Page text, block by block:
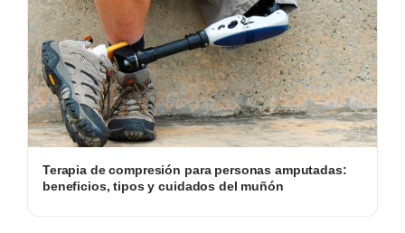
Terapia de compresión para personas amputadas:
beneficios, tipos y cuidados del muñón